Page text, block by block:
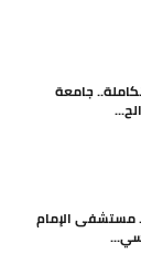
جامعة
مستشفى الإمام